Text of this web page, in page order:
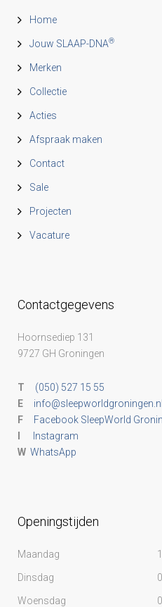
Home
Jouw SLAAP-DNA®
Merken
Collectie
Acties
Afspraak maken
Contact
Sale
Projecten
Vacature
Contactgegevens
Hoornsediep 131
9727 GH Groningen
T
(050) 527 15 55
E
info@sleepworldgroningen.nl
F
Facebook SleepWorld
Instagram
W WhatsApp
Openingstijden
Maandag
Dinsdag
Woensdag